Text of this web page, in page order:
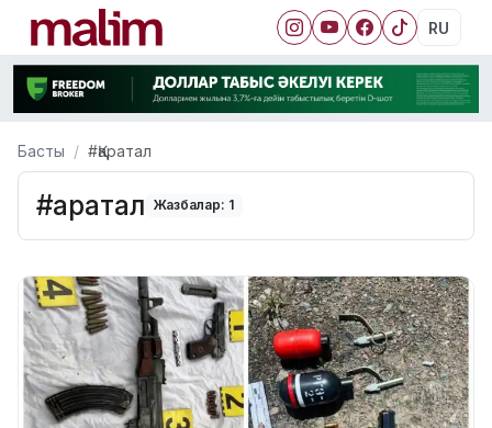
RU
Басты #Қаратал
#Қаратал Жазбалар: 1